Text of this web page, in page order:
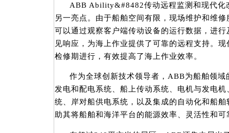
ABB Ability&#8482传动远程监测和现代化
另一亮点。由于船舶空间有限，现场维护和维
可以通过观察客户端传动设备的运行数据，进
见响应，为海上作业提供了可靠的远程支持。
检修期进行，有效提高了海上作业效率。
作为全球创新技术领导者，ABB为船舶领
发电和配电系统、船上传动系统、电机与发电
统、岸对船供电系统，以及集成的自动化和船
助其将船舶和海洋平台的能源效率、灵活性和